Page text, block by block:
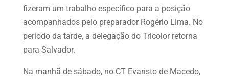
fizeram um trabalho específico para a posição
acompanhados pelo preparador Rogério Lima. No
período da tarde, a delegação do Tricolor retorna
para Salvador.
Na manhã de sábado, no CT Evaristo de Macedo,